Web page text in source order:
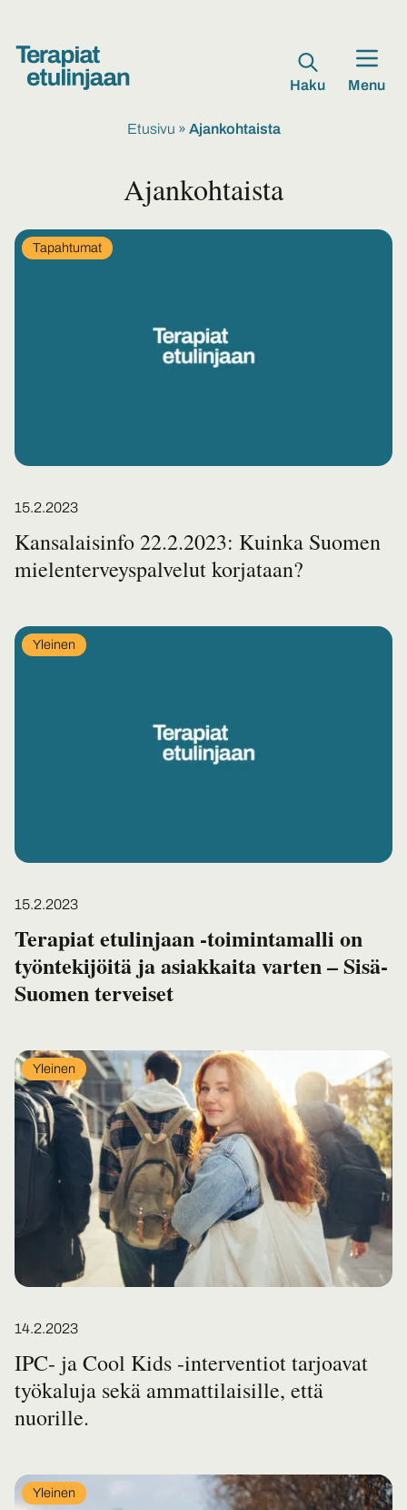
Haku Menu
Etusivu » Ajankohtaista
Ajankohtaista
Posted on
15.2.2023
In
Tapahtumat
Kansalaisinfo 22.2.2023: Kuinka Suomen
mielenterveyspalvelut korjataan?
Posted on
15.2.2023
In
Yleinen
Terapiat etulinjaan -toimintamalli on
työntekijöitä ja asiakkaita varten – Sisä-
Suomen terveiset
Posted on
14.2.2023
In
category
Yleinen
IPC- ja Cool Kids -interventiot tarjoavat
työkaluja sekä ammattilaisille, että
nuorille.
In
Yleinen